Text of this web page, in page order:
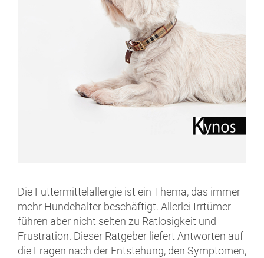
Die Futtermittelallergie ist ein Thema, das immer
mehr Hundehalter beschäftigt. Allerlei Irrtümer
führen aber nicht selten zu Ratlosigkeit und
Frustration. Dieser Ratgeber liefert Antworten auf
die Fragen nach der Entstehung, den Symptomen,